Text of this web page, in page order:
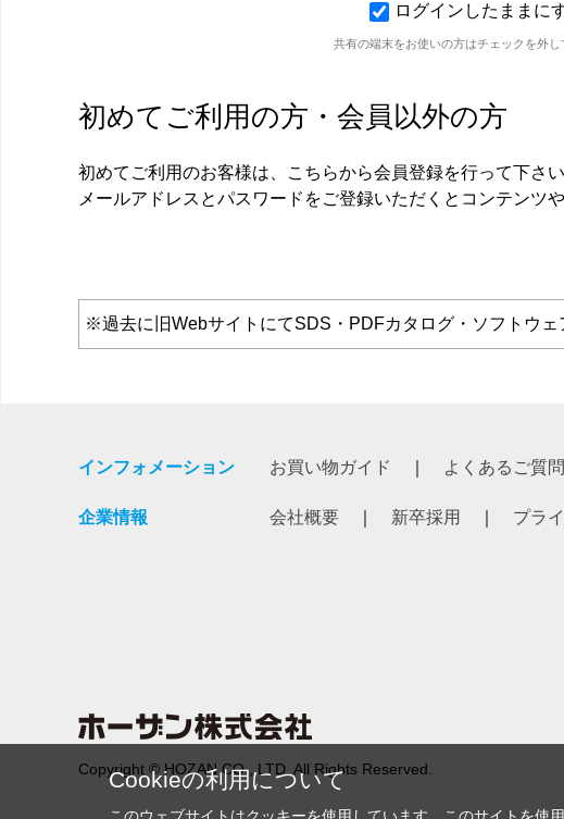
ログインしたままに
共有の端末をお使いの方はチェックを外し
初めてご利用の方・会員以外の方
初めてご利用のお客様は、こちらから会員登録を行って下さい
メールアドレスとパスワードをご登録いただくとコンテンツ
※過去に旧WebサイトにてSDS・PDFカタログ・ソフトウ
インフォメーション お買い物ガイド よくあるご質問
企業情報 会社概要 新卒採用 プラ
Copyright © HOZAN CO., LTD. All Rights Reserved.
Cookieの利用について